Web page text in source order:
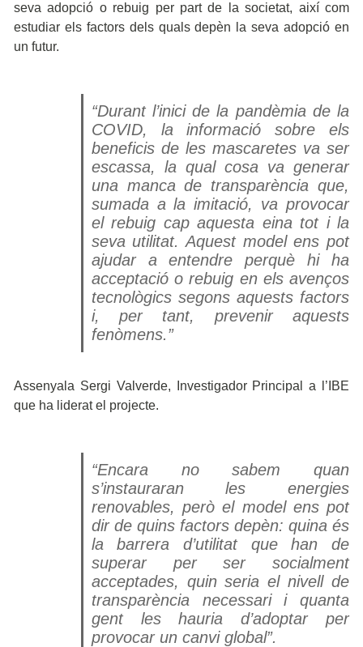
seva adopció o rebuig per part de la societat, així com
estudiar els factors dels quals depèn la seva adopció en
un futur.
“Durant l’inici de la pandèmia de la
COVID, la informació sobre els
beneficis de les mascaretes va ser
escassa, la qual cosa va generar
una manca de transparència que,
sumada a la imitació, va provocar
el rebuig cap aquesta eina tot i la
seva utilitat. Aquest model ens pot
ajudar a entendre perquè hi ha
acceptació o rebuig en els avenços
tecnològics segons aquests factors
i, per tant, prevenir aquests
fenòmens.”
Assenyala Sergi Valverde, Investigador Principal a l’IBE
que ha liderat el projecte.
“Encara no sabem quan
s’instauraran les energies
renovables, però el model ens pot
dir de quins factors depèn: quina és
la barrera d’utilitat que han de
superar per ser socialment
acceptades, quin seria el nivell de
transparència necessari i quanta
gent les hauria d’adoptar per
provocar un canvi global”.